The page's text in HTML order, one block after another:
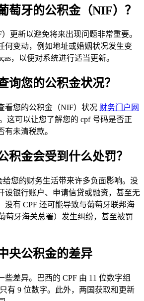
萄牙的公积金（NIF）？
更新以避免将来出现问题非常重要。
何变动，例如地址或婚姻状况发生变
，以便对系统进行适当更新。
询您的公积金状况？
看您的公积金（NIF）状况 财务门户网
这可以让您了解您的 cpf 号码是否正
有未清税款。
积金会受到什么处罚？
给您的财务生活带来许多负面影响。没
设银行账户、申请信贷或融资，甚至无
没有 CPF 还可能导致与葡萄牙联邦海
萄牙海关总署）发生纠纷，甚至被罚
央公积金的差异
些差异。巴西的 CPF 由 11 位数字组
有 9 位数字。此外，两国获取和更新